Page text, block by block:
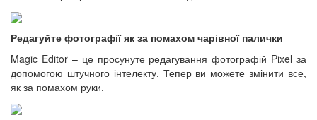
Редагуйте фотографії як за помахом чарівної палички
Magic Editor – це просунуте редагування фотографій Pixel за
допомогою штучного інтелекту. Тепер ви можете змінити все,
як за помахом руки.